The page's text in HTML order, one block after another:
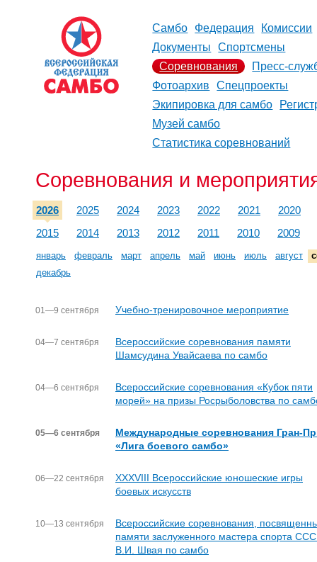
Самбо Федерация
Комиссии
Документы
Спортсмены
Соревнования
Пресс-
Фотоархив
Спецпроекты
Экипировка для самбо
Музей самбо
Статистика соревнований
Соревнования и
2026 2025 2024 2023 2022 2021
2020
2015
2014 2013 2012 2011 2010 2009
январь февраль март апрель май июнь июль август
декабрь
01—9 сентября Учебно-тренировочное мероприятие
04—7 сентября
Всероссийские соревнования памяти
Шамсудина Увайсаева по самбо
04—6 сентября
Всероссийские соревнования «Кубок пяти
морей» на призы Росрыболовства по
05—6 сентября
Международные соревнования Гран-
«Лига боевого самбо»
06—22 сентября
XXXVIII Всероссийские юношеские игры
боевых искусств
10—13 сентября
Всероссийские соревнования,
памяти заслуженного мастера спорта
В.И. Швая по самбо